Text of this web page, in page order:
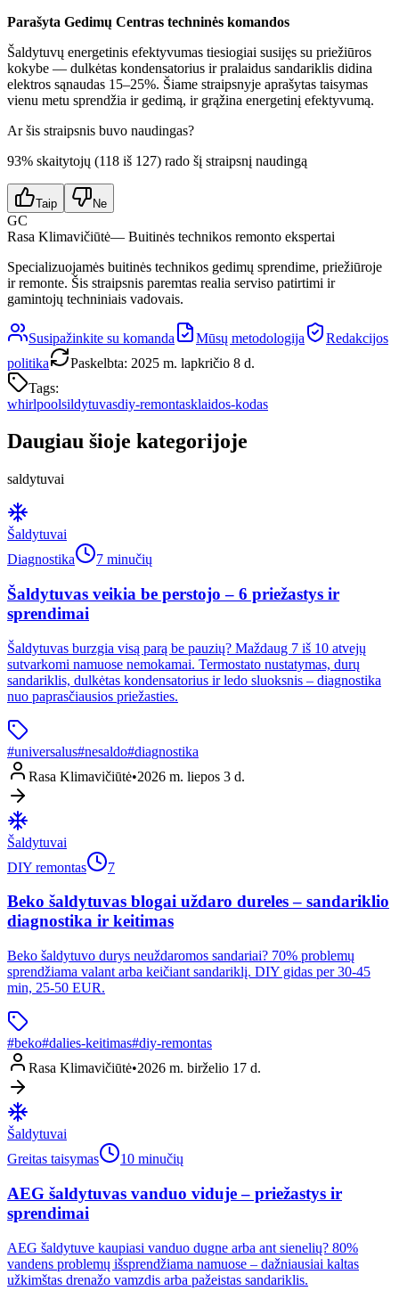
Parašyta Gedimų Centras techninės komandos
Šaldytuvų energetinis efektyvumas tiesiogiai susijęs su priežiūros
kokybe — dulkėtas kondensatorius ir pralaidus sandariklis didina
elektros sąnaudas 15–25%. Šiame straipsnyje aprašytas taisymas
vienu metu sprendžia ir gedimą, ir grąžina energetinį efektyvumą.
Ar šis straipsnis buvo naudingas?
93% skaitytojų (118 iš 127) rado šį straipsnį naudingą
Taip Ne
GC
Rasa Klimavičiūtė— Buitinės technikos remonto ekspertai
Specializuojamės buitinės technikos gedimų sprendime, priežiūroje
ir remonte. Šis straipsnis paremtas realia serviso patirtimi ir
gamintojų techniniais vadovais.
Susipažinkite su komanda Mūsų metodologija
Redakcijos
politika
Paskelbta: 2025 m. lapkričio 8 d.
Tags:
whirlpoolsildytuvasdiy-remontasklaidos-kodas
Daugiau šioje kategorijoje
saldytuvai
Šaldytuvai
Diagnostika
7 minučių
Šaldytuvas veikia be perstojo – 6 priežastys ir
sprendimai
Šaldytuvas burzgia visą parą be pauzių? Maždaug 7 iš 10 atvejų
sutvarkomi namuose nemokamai. Termostato nustatymas, durų
sandariklis, dulkėtas kondensatorius ir ledo sluoksnis – diagnostika
nuo paprasčiausios priežasties.
#universalus#nesaldo#diagnostika
Rasa Klimavičiūtė•2026 m. liepos 3 d.
Šaldytuvai
DIY remontas
7
Beko šaldytuvas blogai uždaro dureles – sandariklio
diagnostika ir keitimas
Beko šaldytuvo durys neuždaromos sandariai? 70% problemų
sprendžiama valant arba keičiant sandariklį. DIY gidas per 30-45
min, 25-50 EUR.
#beko#dalies-keitimas#diy-remontas
Rasa Klimavičiūtė•2026 m. birželio 17 d.
Šaldytuvai
Greitas taisymas
10 minučių
AEG šaldytuvas vanduo viduje – priežastys ir
sprendimai
AEG šaldytuve kaupiasi vanduo dugne arba ant sienelių? 80%
vandens problemų išsprendžiama namuose – dažniausiai kaltas
užkimštas drenažo vamzdis arba pažeistas sandariklis.